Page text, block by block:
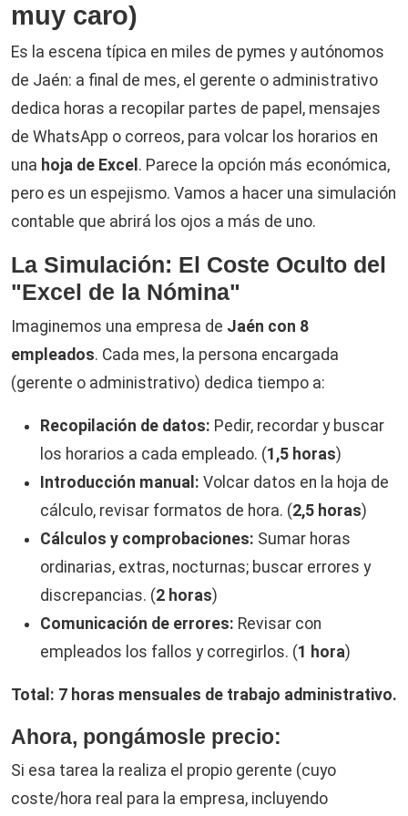
muy caro)
Es la escena típica en miles de pymes y autónomos
de Jaén: a final de mes, el gerente o administrativo
dedica horas a recopilar partes de papel, mensajes
de WhatsApp o correos, para volcar los horarios en
una hoja de Excel . Parece la opción más económica,
pero es un espejismo. Vamos a hacer una simulación
contable que abrirá los ojos a más de uno.
La Simulación: El Coste Oculto del
"Excel de la Nómina"
Imaginemos una empresa de Jaén con 8
empleados. Cada mes, la persona encargada
(gerente o administrativo) dedica tiempo a:
Recopilación de datos: Pedir, recordar y buscar
los horarios a cada empleado. (1,5 horas)
Introducción manual: Volcar datos en la hoja de
cálculo, revisar formatos de hora. (2,5 horas)
Cálculos y comprobaciones: Sumar horas
ordinarias, extras, nocturnas; buscar errores y
discrepancias. (2 horas)
Comunicación de errores: Revisar con
empleados los fallos y corregirlos. (1 hora)
Total: 7 horas mensuales de trabajo administrativo.
Ahora, pongámosle precio:
Si esa tarea la realiza el propio gerente (cuyo
coste/hora real para la empresa, incluyendo